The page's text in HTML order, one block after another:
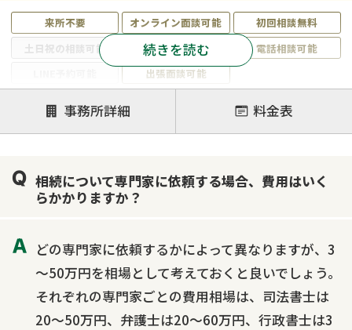
来所不要 オンライン面談可能
初回相談無料
土日祝の相談可能
19時以降電話可能
電話相談可能
出張面談可能
注力案件
遺言書作成・遺言執行
相続放棄
相続登記
相続手続き
銀行手続き
家族信託
成年後見・任意後見
相続トラブル
続きを読む
事務所詳細 料金表
相続について専門家に依頼する場合、費用はいく
らかかりますか？
どの専門家に依頼するかによって異なりますが、3
～50万円を相場として考えておくと良いでしょう。
それぞれの専門家ごとの費用相場は、司法書士は
20～50万円、弁護士は20～60万円、行政書士は3